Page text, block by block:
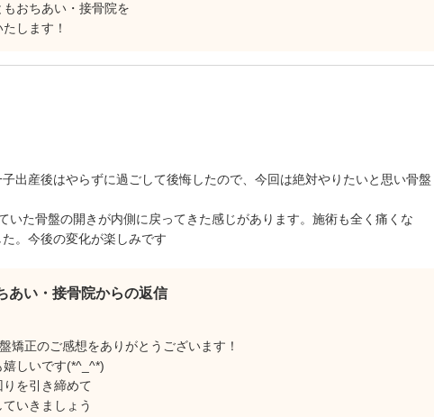
おちあい・接骨院を
します！
出産後はやらずに過ごして後悔したので、今回は絶対やりたいと思い骨盤
いた骨盤の開きが内側に戻ってきた感じがあります。施術も全く痛くな
。今後の変化が楽しみです
あい・接骨院からの返信
矯正のご感想をありがとうございます！
しいです(*^_^*)
を引き締めて
いきましょう